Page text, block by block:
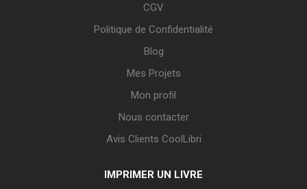
CGV
Politique de Confidentialité
Blog
Mes Projets
Mon profil
Nous contacter
Avis Clients CoolLibri
IMPRIMER UN LIVRE